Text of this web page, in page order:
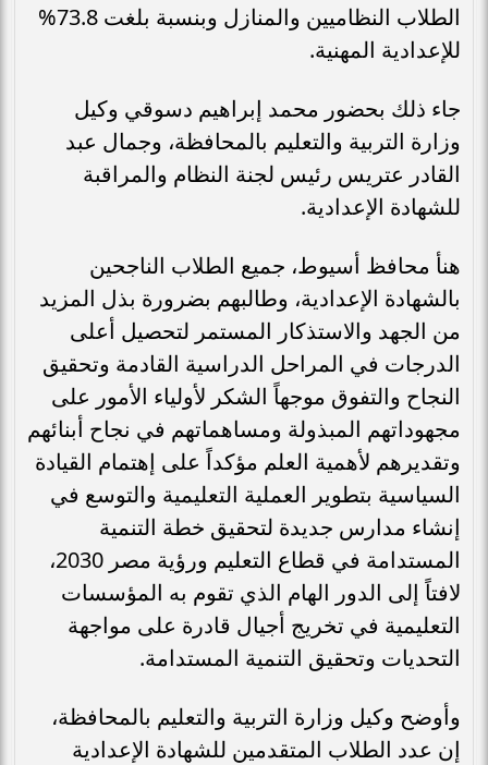
الطلاب النظاميين والمنازل وبنسبة بلغت 73.8%
للإعدادية المهنية.
جاء ذلك بحضور محمد إبراهيم دسوقي وكيل
وزارة التربية والتعليم بالمحافظة، وجمال عبد
القادر عتريس رئيس لجنة النظام والمراقبة
للشهادة الإعدادية.
هنأ محافظ أسيوط، جميع الطلاب الناجحين
بالشهادة الإعدادية، وطالبهم بضرورة بذل المزيد
من الجهد والاستذكار المستمر لتحصيل أعلى
الدرجات في المراحل الدراسية القادمة وتحقيق
النجاح والتفوق موجهاً الشكر لأولياء الأمور على
مجهوداتهم المبذولة ومساهماتهم في نجاح أبنائهم
وتقديرهم لأهمية العلم مؤكداً على إهتمام القيادة
السياسية بتطوير العملية التعليمية والتوسع في
إنشاء مدارس جديدة لتحقيق خطة التنمية
المستدامة في قطاع التعليم ورؤية مصر 2030،
لافتاً إلى الدور الهام الذي تقوم به المؤسسات
التعليمية في تخريج أجيال قادرة على مواجهة
التحديات وتحقيق التنمية المستدامة.
وأوضح وكيل وزارة التربية والتعليم بالمحافظة،
إن عدد الطلاب المتقدمين للشهادة الإعدادية